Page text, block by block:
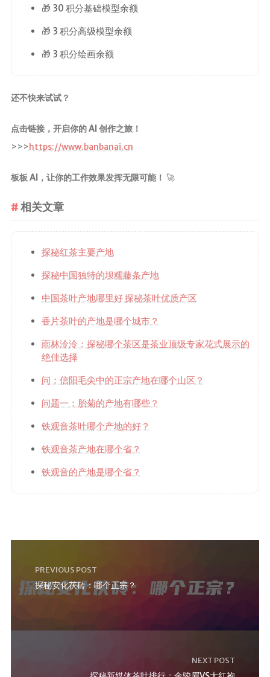
🎁 30 积分基础模型余额
🎁 3 积分高级模型余额
🎁 3 积分绘画余额
还不快来试试？
点击链接，开启你的 AI 创作之旅！
>>>https://www.banbanai.cn
板板 AI，让你的工作效果发挥无限可能！ 🚀
相关文章
探秘红茶主要产地
探秘中国独特的坝糯藤条产地
中国茶叶产地哪里好 探秘茶叶优质产区
香片茶叶的产地是哪个城市？
雨林泠泠：探秘哪个茶区是茶业顶级专家花式展示的
绝佳选择
问：信阳毛尖中的正宗产地在哪个山区？
问题一：胎菊的产地有哪些？
铁观音茶叶哪个产地的好？
铁观音茶产地在哪个省？
铁观音的产地是哪个省？
PREVIOUS POST
探秘安化茯砖：哪个正宗？
NEXT POST